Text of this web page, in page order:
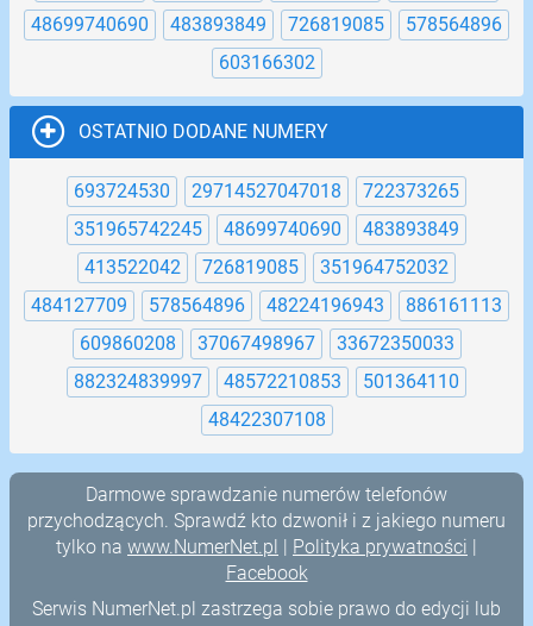
48699740690
483893849 726819085
578564896
603166302
OSTATNIO DODANE NUMERY
693724530 29714527047018
722373265
351965742245
48699740690
483893849
413522042
726819085
351964752032
484127709
578564896 48224196943
886161113
609860208
37067498967
33672350033
882324839997
48572210853
501364110
48422307108
Darmowe sprawdzanie numerów telefonów
przychodzących. Sprawdź kto dzwonił i z jakiego numeru
tylko na www.NumerNet.pl | Polityka prywatności |
Facebook
Serwis NumerNet.pl zastrzega sobie prawo do edycji lub